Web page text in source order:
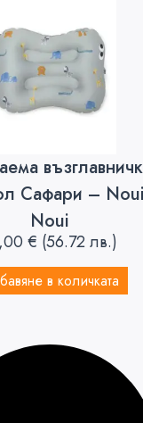
Сафари – Noui
Noui
€ (56.72 лв.)
в количката